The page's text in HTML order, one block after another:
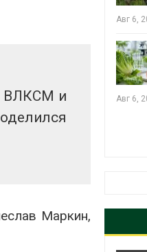
ВЛКСМ и
Маркин,
более 140
Авг 6,
Авг 6,